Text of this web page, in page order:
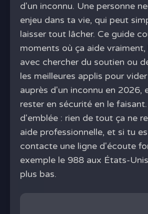
d'un inconnu. Une personne
enjeu dans ta vie, qui peut
laisser tout lâcher. Ce guide
moments où ça aide
avec chercher du soutien ou
les meilleures applis pour
auprès d'un inconnu en 2026,
rester en sécurité en le
d'emblée : rien de tout ça ne
aide professionnelle, et si tu
contacte une ligne d'écoute
exemple le 988 aux États-
plus bas.